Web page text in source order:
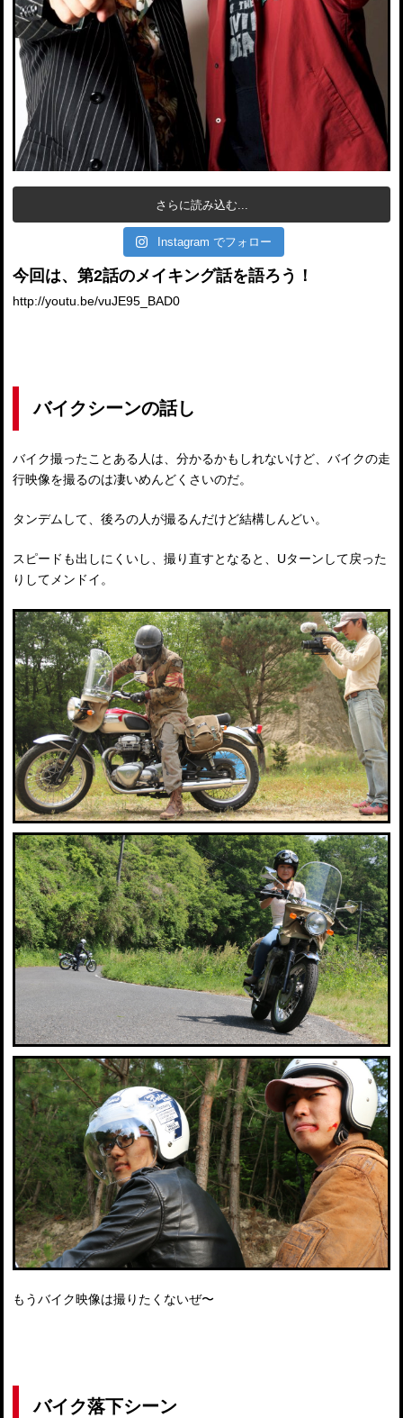
さらに読み込む...
Instagram でフォロー
今回は、第2話のメイキング話を語ろう！
http://youtu.be/vuJE95_BAD0
バイクシーンの話し
バイク撮ったことある人は、分かるかもしれないけど、バイクの走
行映像を撮るのは凄いめんどくさいのだ。
タンデムして、後ろの人が撮るんだけど結構しんどい。
スピードも出しにくいし、撮り直すとなると、Uターンして戻った
りしてメンドイ。
もうバイク映像は撮りたくないぜ〜
バイク落下シーン